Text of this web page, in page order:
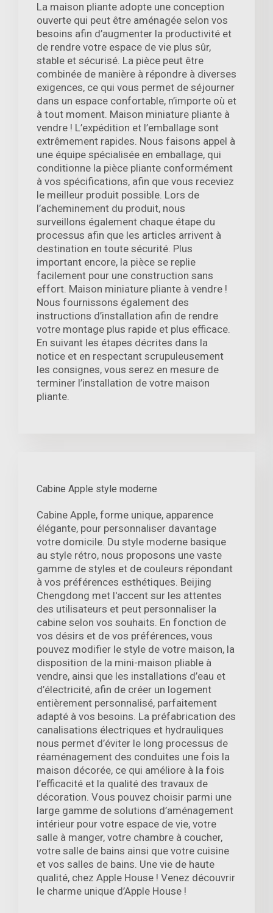
La maison pliante adopte une conception
ouverte qui peut être aménagée selon vos
besoins afin d’augmenter la productivité et
de rendre votre espace de vie plus sûr,
stable et sécurisé. La pièce peut être
combinée de manière à répondre à diverses
exigences, ce qui vous permet de séjourner
dans un espace confortable, n’importe où et
à tout moment. Maison miniature pliante à
vendre ! L’expédition et l’emballage sont
extrêmement rapides. Nous faisons appel à
une équipe spécialisée en emballage, qui
conditionne la pièce pliante conformément
à vos spécifications, afin que vous receviez
le meilleur produit possible. Lors de
l’acheminement du produit, nous
surveillons également chaque étape du
processus afin que les articles arrivent à
destination en toute sécurité. Plus
important encore, la pièce se replie
facilement pour une construction sans
effort. Maison miniature pliante à vendre !
Nous fournissons également des
instructions d’installation afin de rendre
votre montage plus rapide et plus efficace.
En suivant les étapes décrites dans la
notice et en respectant scrupuleusement
les consignes, vous serez en mesure de
terminer l’installation de votre maison
pliante.
Cabine Apple style moderne
Cabine Apple, forme unique, apparence
élégante, pour personnaliser davantage
votre domicile. Du style moderne basique
au style rétro, nous proposons une vaste
gamme de styles et de couleurs répondant
à vos préférences esthétiques. Beijing
Chengdong met l'accent sur les attentes
des utilisateurs et peut personnaliser la
cabine selon vos souhaits. En fonction de
vos désirs et de vos préférences, vous
pouvez modifier le style de votre maison, la
disposition de la mini-maison pliable à
vendre, ainsi que les installations d’eau et
d’électricité, afin de créer un logement
entièrement personnalisé, parfaitement
adapté à vos besoins. La préfabrication des
canalisations électriques et hydrauliques
nous permet d’éviter le long processus de
réaménagement des conduites une fois la
maison décorée, ce qui améliore à la fois
l’efficacité et la qualité des travaux de
décoration. Vous pouvez choisir parmi une
large gamme de solutions d’aménagement
intérieur pour votre espace de vie, votre
salle à manger, votre chambre à coucher,
votre salle de bains ainsi que votre cuisine
et vos salles de bains. Une vie de haute
qualité, chez Apple House ! Venez découvrir
le charme unique d’Apple House !